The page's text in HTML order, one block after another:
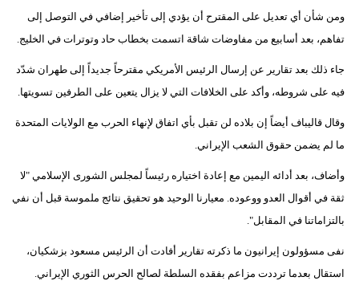
ومن شأن أي تعديل على المقترح أن يؤدي إلى تأخير إضافي في التوصل إلى
تفاهم، بعد أسابيع من مفاوضات شاقة اتسمت بخطاب حاد وتوترات في الخليج.
جاء ذلك بعد تقارير عن إرسال الرئيس الأمريكي مقترحاً جديداً إلى طهران شدّد
فيه على شروطه، وأكد على الخلافات التي لا يزال يتعين على الطرفين تسويتها.
وقال قاليباف أيضاً إن بلاده لن تقبل بأي اتفاق لإنهاء الحرب مع الولايات المتحدة
ما لم يضمن حقوق الشعب الإيراني.
وأضاف، بعد أدائه اليمين مع إعادة اختياره رئيساً لمجلس الشورى الإسلامي "لا
ثقة في أقوال العدو ووعوده. معيارنا الوحيد هو تحقيق نتائج ملموسة قبل أن نفي
بالتزاماتنا في المقابل".
نفى مسؤولون إيرانيون ما ذكرته تقارير أفادت أن الرئيس مسعود بزشكيان،
استقال بعدما ترددت مزاعم بفقده السلطة لصالح الحرس الثوري الإيراني.